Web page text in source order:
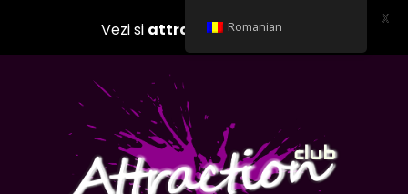
Vezi si attractionclub.ro
X
Romanian